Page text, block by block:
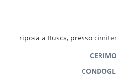
riposa a Busca, presso